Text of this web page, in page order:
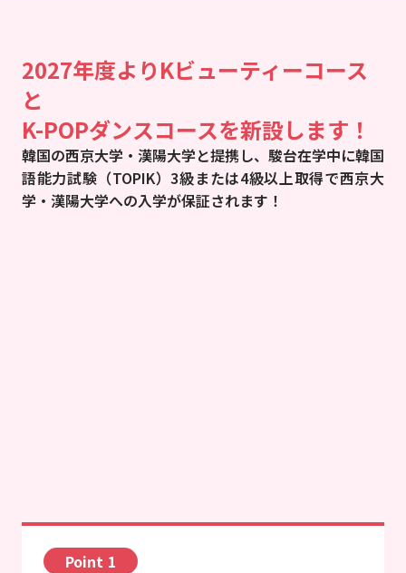
2027年度よりKビューティーコース
と
K-POPダンスコースを新設します！
韓国の西京大学・漢陽大学と提携し、駿台在学中に韓国
語能力試験（TOPIK）3級または4級以上取得で西京大
学・漢陽大学への入学が保証されます！
Point 1